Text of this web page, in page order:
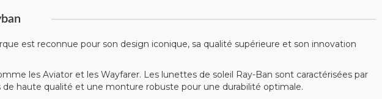
est reconnue pour son design iconique, sa qualité supérieure et son innovation
les Aviator et les Wayfarer. Les lunettes de soleil Ray-Ban sont caractérisées par
haute qualité et une monture robuste pour une durabilité optimale.